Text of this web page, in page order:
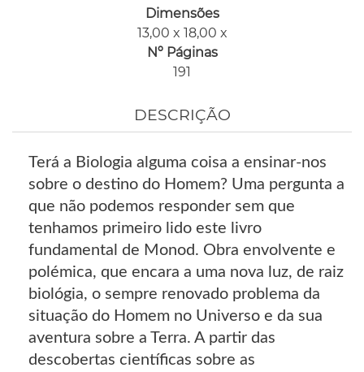
Dimensões
13,00 x 18,00 x
Nº Páginas
191
DESCRIÇÃO
Terá a Biologia alguma coisa a ensinar-nos
sobre o destino do Homem? Uma pergunta a
que não podemos responder sem que
tenhamos primeiro lido este livro
fundamental de Monod. Obra envolvente e
polémica, que encara a uma nova luz, de raiz
biológia, o sempre renovado problema da
situação do Homem no Universo e da sua
aventura sobre a Terra. A partir das
descobertas científicas sobre as